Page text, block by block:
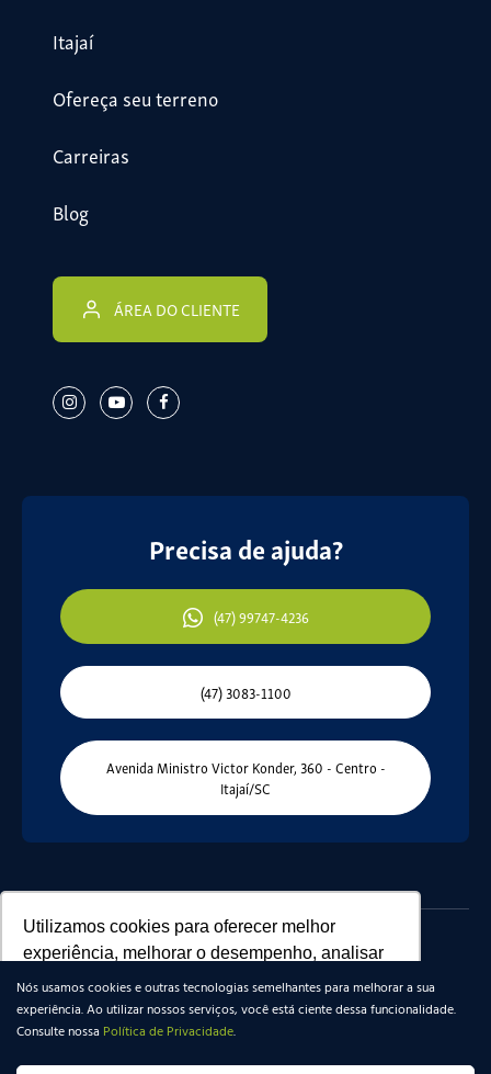
Utilizamos cookies para oferecer melhor
experiência, melhorar o desempenho, analisar
como você interage em nosso site e
personalizar conteúdo.
Recusar Cookies Aceitar Cookies
Itajaí
Ofereça seu terreno
Carreiras
Blog
ÁREA DO CLIENTE
Precisa de ajuda?
(47) 99747-4236
(47) 3083-1100
Avenida Ministro Victor Konder, 360 - Centro -
Itajaí/SC
Lotisa Investimentos e Participações LTDA
07.671.368/0001-20 - CRECI SC 2726-J
© Copyright 2026
Política de Privacidade
Nós usamos cookies e outras tecnologias semelhantes para melhorar a sua
experiência. Ao utilizar nossos serviços, você está ciente dessa funcionalidade.
Consulte nossa Política de Privacidade.